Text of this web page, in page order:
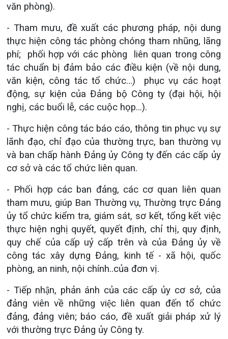
văn phòng).
- Tham mưu, đề xuất các phương pháp, nội dung
thực hiện công tác phòng chóng tham nhũng, lãng
phí; phối hợp với các phòng liên quan trong công
tác chuẩn bị đảm bảo các điều kiện (về nội dung,
văn kiện, công tác tổ chức…) phục vụ các hoạt
động, sự kiện của Đảng bộ Công ty (đại hội, hội
nghị, các buổi lễ, các cuộc họp…).
- Thực hiện công tác báo cáo, thông tin phục vụ sự
lãnh đạo, chỉ đạo của thường trực, ban thường vụ
và ban chấp hành Đảng ủy Công ty đến các cấp ủy
cơ sở và các tổ chức liên quan.
- Phối hợp các ban đảng, các cơ quan liên quan
tham mưu, giúp Ban Thường vụ, Thường trực Đảng
ủy tổ chức kiểm tra, giám sát, sơ kết, tổng kết việc
thực hiện nghị quyết, quyết định, chỉ thị, quy định,
quy chế của cấp uỷ cấp trên và của Đảng ủy về
công tác xây dựng Đảng, kinh tế - xã hội, quốc
phòng, an ninh, nội chính..của đơn vị.
- Tiếp nhận, phản ánh của các cấp ủy cơ sở, của
đảng viên về những việc liên quan đến tổ chức
đảng, đảng viên; báo cáo, đề xuất giải pháp xử lý
với thường trực Đảng ủy Công ty.